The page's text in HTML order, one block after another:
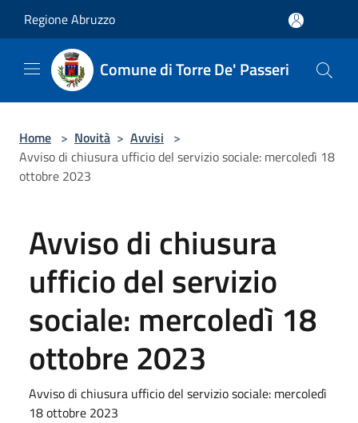
Regione Abruzzo
Comune di Torre De' Passeri
Home > Novità > Avvisi >
Avviso di chiusura ufficio del servizio sociale: mercoledì 18
ottobre 2023
Avviso di chiusura
ufficio del servizio
sociale: mercoledì 18
ottobre 2023
Avviso di chiusura ufficio del servizio sociale: mercoledì
18 ottobre 2023